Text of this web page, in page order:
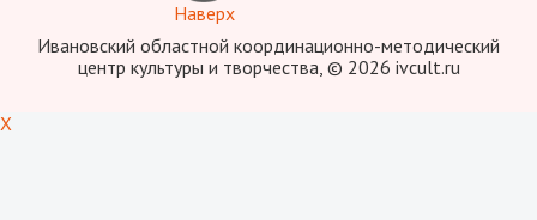
Наверх
Ивановский областной координационно-методический
центр культуры и творчества, © 2026 ivcult.ru
X